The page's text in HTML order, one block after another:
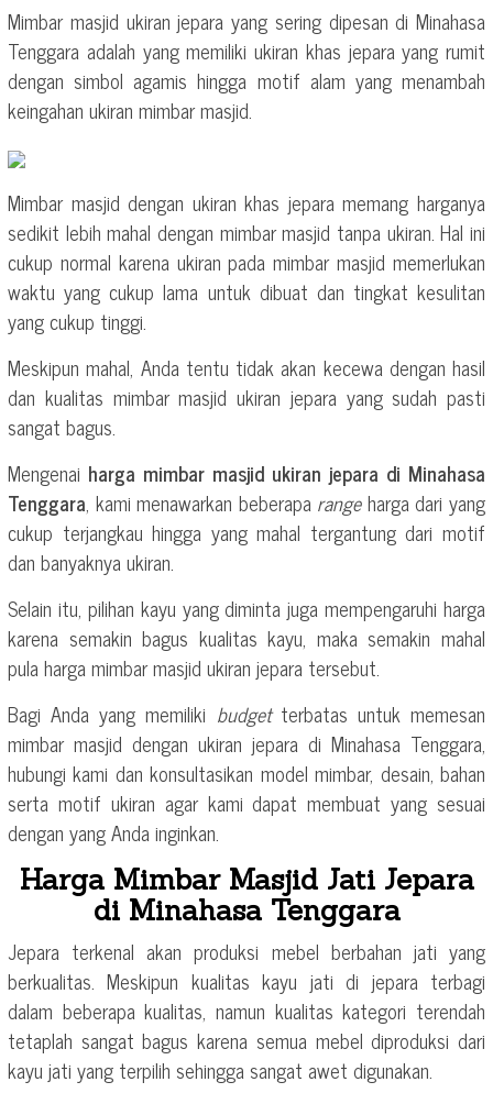
Mimbar masjid ukiran jepara yang sering dipesan di Minahasa
Tenggara adalah yang memiliki ukiran khas jepara yang rumit
dengan simbol agamis hingga motif alam yang menambah
keingahan ukiran mimbar masjid.
Mimbar masjid dengan ukiran khas jepara memang harganya
sedikit lebih mahal dengan mimbar masjid tanpa ukiran. Hal ini
cukup normal karena ukiran pada mimbar masjid memerlukan
waktu yang cukup lama untuk dibuat dan tingkat kesulitan
yang cukup tinggi.
Meskipun mahal, Anda tentu tidak akan kecewa dengan hasil
dan kualitas mimbar masjid ukiran jepara yang sudah pasti
sangat bagus.
Mengenai harga mimbar masjid ukiran jepara di Minahasa
Tenggara, kami menawarkan beberapa rangeharga dari yang
cukup terjangkau hingga yang mahal tergantung dari motif
dan banyaknya ukiran.
Selain itu, pilihan kayu yang diminta juga mempengaruhi harga
karena semakin bagus kualitas kayu, maka semakin mahal
pula harga mimbar masjid ukiran jepara tersebut.
Bagi Anda yang memiliki budget terbatas untuk memesan
mimbar masjid dengan ukiran jepara di Minahasa Tenggara,
hubungi kami dan konsultasikan model mimbar, desain, bahan
serta motif ukiran agar kami dapat membuat yang sesuai
dengan yang Anda inginkan.
Harga Mimbar Masjid Jati Jepara
di Minahasa Tenggara
Jepara terkenal akan produksi mebel berbahan jati yang
berkualitas. Meskipun kualitas kayu jati di jepara terbagi
dalam beberapa kualitas, namun kualitas kategori terendah
tetaplah sangat bagus karena semua mebel diproduksi dari
kayu jati yang terpilih sehingga sangat awet digunakan.